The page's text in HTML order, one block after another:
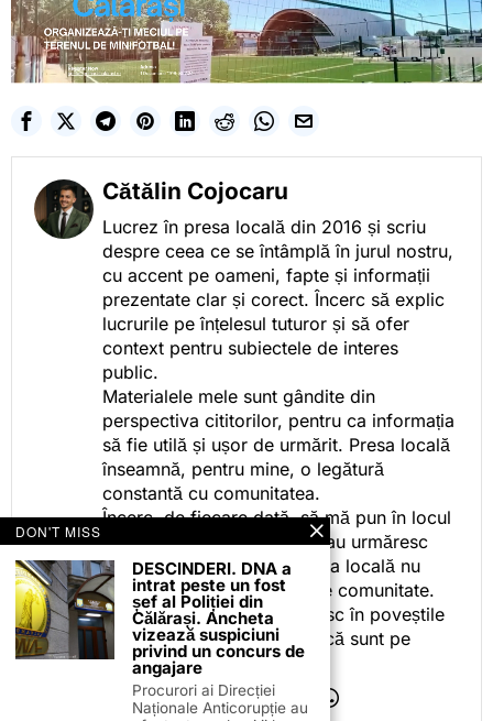
Cătălin Cojocaru
Lucrez în presa locală din 2016 și scriu
despre ceea ce se întâmplă în jurul nostru,
cu accent pe oameni, fapte și informații
prezentate clar și corect. Încerc să explic
lucrurile pe înțelesul tuturor și să ofer
context pentru subiectele de interes
public.
Materialele mele sunt gândite din
perspectiva cititorilor, pentru ca informația
să fie utilă și ușor de urmărit. Presa locală
înseamnă, pentru mine, o legătură
constantă cu comunitatea.
Încerc, de fiecare dată, să mă pun în locul
celor care citesc, privesc sau urmăresc
ceea ce fac. Pentru că presa locală nu
este despre mine, ci despre comunitate.
Iar dacă oamenii se regăsesc în poveștile
pe care le spun, înseamnă că sunt pe
drumul bun.
DON'T MISS
DESCINDERI. DNA a
intrat peste un fost
șef al Poliției din
Călărași. Ancheta
vizează suspiciuni
privind un concurs de
angajare
Procurori ai Direcției
Naționale Anticorupție au